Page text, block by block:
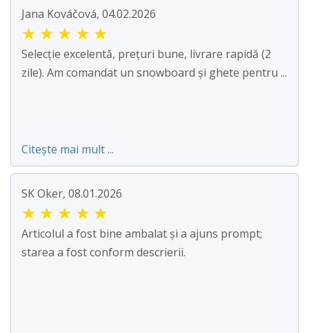
Jana Kováčová, 04.02.2026
★ ★ ★ ★ ★
Selecție excelentă, prețuri bune, livrare rapidă (2
zile). Am comandat un snowboard și ghete pentru ...
Citește mai mult ...
SK Oker, 08.01.2026
★ ★ ★ ★ ★
Articolul a fost bine ambalat și a ajuns prompt;
starea a fost conform descrierii.